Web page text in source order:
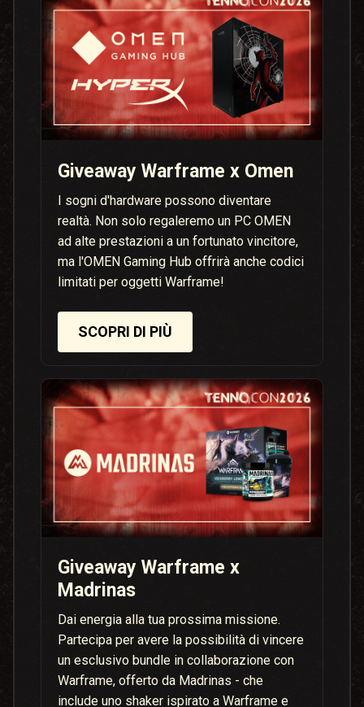
Giveaway Warframe x Omen
I sogni d'hardware possono diventare
realtà. Non solo regaleremo un PC OMEN
ad alte prestazioni a un fortunato vincitore,
ma l'OMEN Gaming Hub offrirà anche codici
limitati per oggetti Warframe!
SCOPRI DI PIÙ
Giveaway Warframe x
Madrinas
Dai energia alla tua prossima missione.
Partecipa per avere la possibilità di vincere
un esclusivo bundle in collaborazione con
Warframe, offerto da Madrinas - che
include uno shaker ispirato a Warframe e